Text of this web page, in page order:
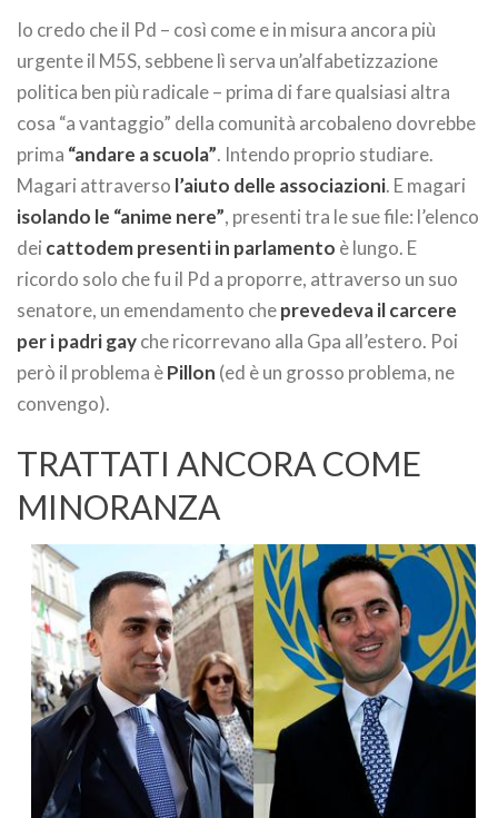
Io credo che il Pd – così come e in misura ancora più
urgente il M5S, sebbene lì serva un’alfabetizzazione
politica ben più radicale – prima di fare qualsiasi altra
cosa “a vantaggio” della comunità arcobaleno dovrebbe
prima “andare a scuola”. Intendo proprio studiare.
Magari attraverso l’aiuto delle associazioni. E magari
isolando le “anime nere”, presenti tra le sue file: l’elenco
dei cattodem presenti in parlamento è lungo. E
ricordo solo che fu il Pd a proporre, attraverso un suo
senatore, un emendamento cheprevedeva il carcere
per i padri gayche ricorrevano alla Gpa all’estero. Poi
però il problema èPillon (ed è un grosso problema, ne
convengo).
TRATTATI ANCORA COME
MINORANZA